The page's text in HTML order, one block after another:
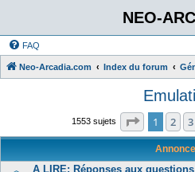
NEO-
FAQ
Neo-Arcadia.com Index du forum
1553 sujets Page 1sur
1 2 3
A LIRE: Réponses aux